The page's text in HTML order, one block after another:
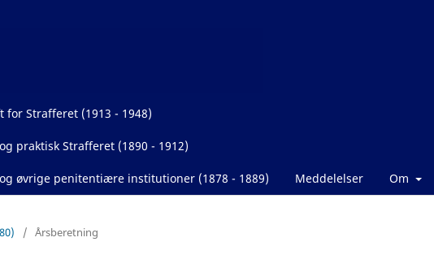
for Strafferet (1913 - 1948)
praktisk Strafferet (1890 - 1912)
øvrige penitentiære institutioner (1878 - 1889) Meddelelser Om
/ Årsberetning